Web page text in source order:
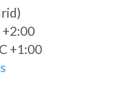
+1:00